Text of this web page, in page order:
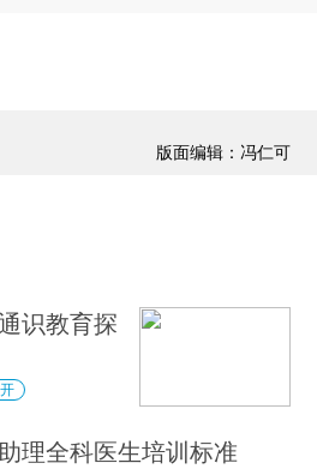
版面编辑：冯仁可
识教育探
理全科医生培训标准